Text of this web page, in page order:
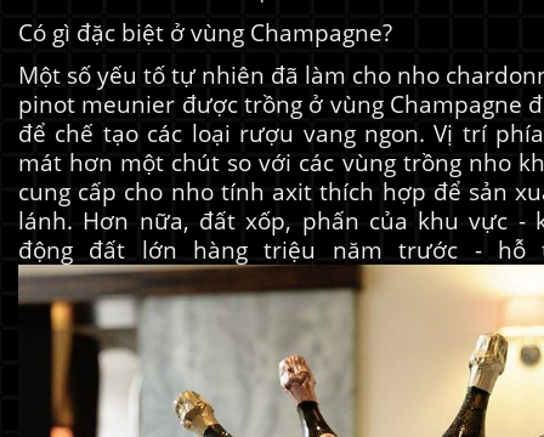
Có gì đặc biệt ở vùng Champagne?
Một số yếu tố tự nhiên đã làm cho nho
pinot meunier được trồng ở vùng Champagne
để chế tạo các loại rượu vang ngon. Vị trí
mát hơn một chút so với các vùng trồng nho
cung cấp cho nho tính axit thích hợp để sản
lánh. Hơn nữa, đất xốp, phấn của khu vực -
động đất lớn hàng triệu năm trước - hỗ